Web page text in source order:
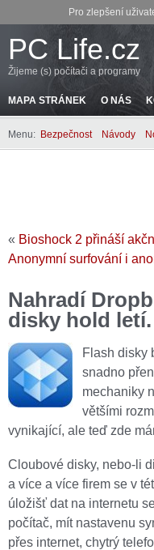
Pro zlepšení
PC Life.cz
Žijeme (s) počítači a programy
MAPA STRÁNEK O NÁS
Menu: Bezpečnost Návody
« Bioshock 2 přináší
Anonymní surfování i
Nahradí
disky hold letí.
Flash disky
snadno
mechaniky
většími
vynikající, ale teď zde
Cloubové disky, nebo-li
a více a více firem se v
úložišť dat na internetu
počítač, mít nastavenu
přes internet, chytrý